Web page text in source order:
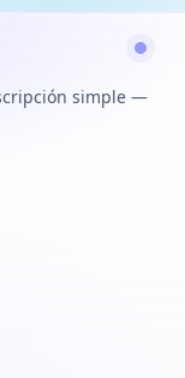
simple —